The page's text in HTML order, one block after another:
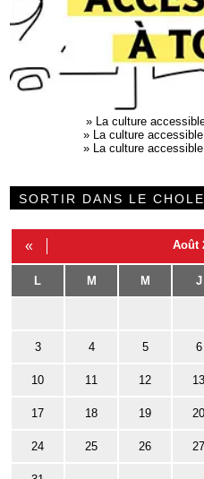
»
La culture
»
La culture
»
La culture
SORTIR DANS LE
« Août
L M M J
3 4 5 6
10 11 12 13
17 18 19 20
24 25 26 27